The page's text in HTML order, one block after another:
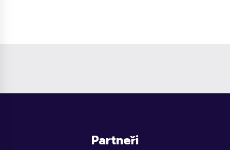
Partneři